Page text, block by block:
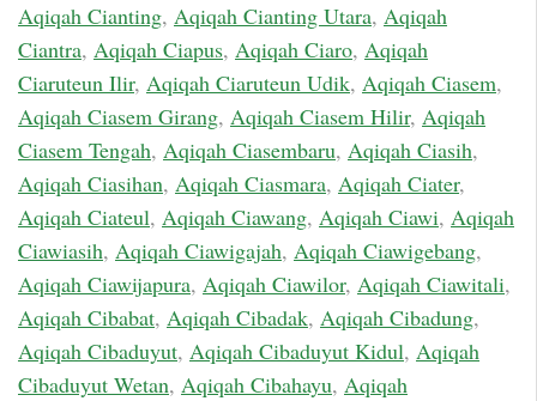
Aqiqah Cianting, Aqiqah Cianting Utara, Aqiqah
Ciantra, Aqiqah Ciapus, Aqiqah Ciaro, Aqiqah
Ciaruteun Ilir, Aqiqah Ciaruteun Udik, Aqiqah Ciasem,
Aqiqah Ciasem Girang, Aqiqah Ciasem Hilir, Aqiqah
Ciasem Tengah, Aqiqah Ciasembaru, Aqiqah Ciasih,
Aqiqah Ciasihan, Aqiqah Ciasmara, Aqiqah Ciater,
Aqiqah Ciateul, Aqiqah Ciawang, Aqiqah Ciawi, Aqiqah
Ciawiasih, Aqiqah Ciawigajah, Aqiqah Ciawigebang,
Aqiqah Ciawijapura, Aqiqah Ciawilor, Aqiqah Ciawitali,
Aqiqah Cibabat, Aqiqah Cibadak, Aqiqah Cibadung,
Aqiqah Cibaduyut, Aqiqah Cibaduyut Kidul, Aqiqah
Cibaduyut Wetan, Aqiqah Cibahayu, Aqiqah